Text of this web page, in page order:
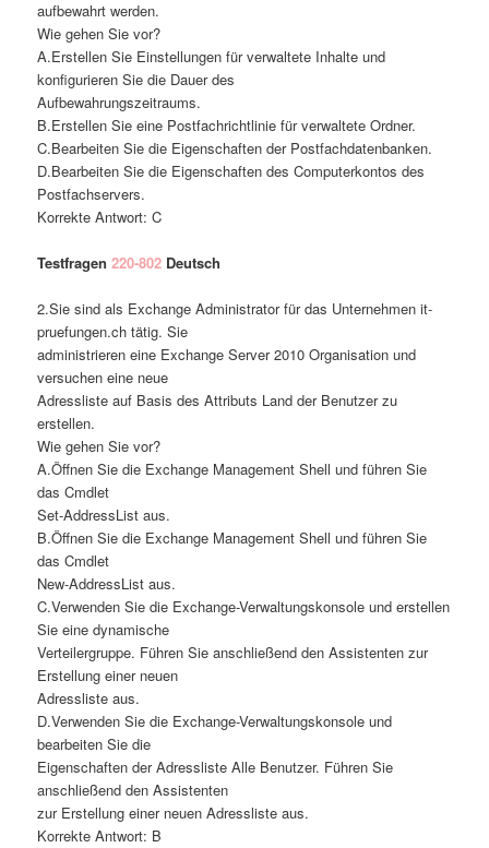
aufbewahrt werden.
Wie gehen Sie vor?
A.Erstellen Sie Einstellungen für verwaltete Inhalte und
konfigurieren Sie die Dauer des
Aufbewahrungszeitraums.
B.Erstellen Sie eine Postfachrichtlinie für verwaltete Ordner.
C.Bearbeiten Sie die Eigenschaften der Postfachdatenbanken.
D.Bearbeiten Sie die Eigenschaften des Computerkontos des
Postfachservers.
Korrekte Antwort: C
Testfragen220-802 Deutsch
2.Sie sind als Exchange Administrator für das Unternehmen it-
pruefungen.ch tätig. Sie
administrieren eine Exchange Server 2010 Organisation und
versuchen eine neue
Adressliste auf Basis des Attributs Land der Benutzer zu
erstellen.
Wie gehen Sie vor?
A.Öffnen Sie die Exchange Management Shell und führen Sie
das Cmdlet
Set-AddressList aus.
B.Öffnen Sie die Exchange Management Shell und führen Sie
das Cmdlet
New-AddressList aus.
C.Verwenden Sie die Exchange-Verwaltungskonsole und erstellen
Sie eine dynamische
Verteilergruppe. Führen Sie anschließend den Assistenten zur
Erstellung einer neuen
Adressliste aus.
D.Verwenden Sie die Exchange-Verwaltungskonsole und
bearbeiten Sie die
Eigenschaften der Adressliste Alle Benutzer. Führen Sie
anschließend den Assistenten
zur Erstellung einer neuen Adressliste aus.
Korrekte Antwort: B